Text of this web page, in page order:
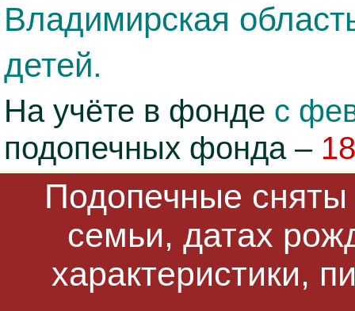
Владимирская
детей.
На учёте в фонде с
подопечных фонда –
Подопечные
семьи, датах
характеристики,